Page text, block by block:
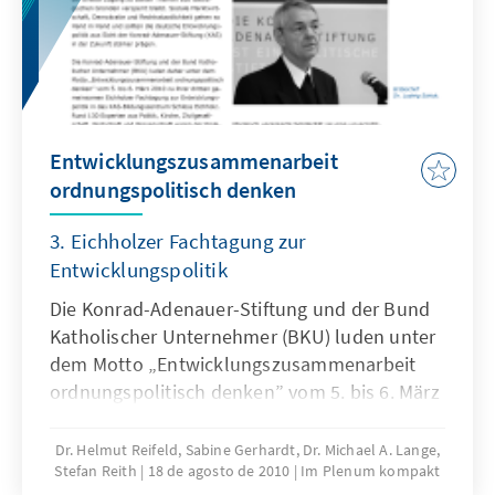
über Möglichkeiten und Grenzen der
Mikrofinanzierung in ihren unterschiedlichen
Facetten weitergeführt werden: Wie können
Mikrokredite und Mikroversicherungen
unterschiedlichen Orten und unter
veränderten Rahmenbedingungen angepasst
werden? Hat die Mikrofinanz tatsächlich eine
Makrowirkung?
Entwicklungszusammenarbeit
ordnungspolitisch denken
3. Eichholzer Fachtagung zur
Entwicklungspolitik
Die Konrad-Adenauer-Stiftung und der Bund
Katholischer Unternehmer (BKU) luden unter
dem Motto „Entwicklungszusammenarbeit
ordnungspolitisch denken” vom 5. bis 6. März
Fachtagung zur Entwicklungspolitik in das
KAS-Bildungszentrum Schloss Eichholz. Rund
Dr. Helmut Reifeld, Sabine Gerhardt, Dr. Michael A. Lange,
Stefan Reith
18 de agosto de 2010 Im Plenum kompakt